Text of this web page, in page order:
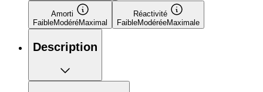
Amorti
FaibleModéréMaximal
Réactivité
FaibleModéréeMaximale
Description